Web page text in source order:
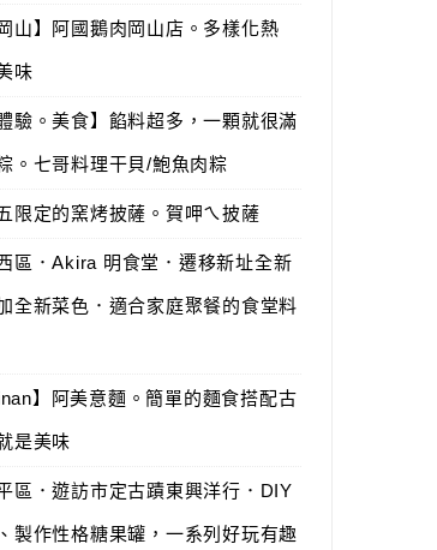
山】阿國鵝肉岡山店。多樣化熱
味
驗。美食】餡料超多，一顆就很滿
。七哥料理干貝/鮑魚肉粽
限定的窯烤披薩。賀呷ㄟ披薩
區．Akira 明食堂．遷移新址全新
全新菜色．適合家庭聚餐的食堂料
】阿美意麵。簡單的麵食搭配古
是美味
區．遊訪市定古蹟東興洋行．DIY
製作性格糖果罐，一系列好玩有趣